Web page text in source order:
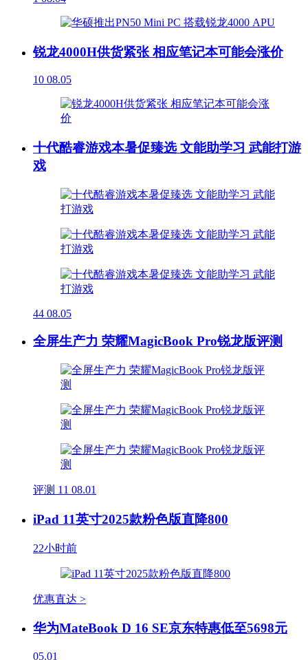
锐龙4000H供货紧张 相应笔记本可能会涨价
10 08.05
十代酷睿游戏本暑促臻选 文能助学习 武能打游
戏
44 08.05
全屏生产力 荣耀MagicBook Pro锐龙版评测
评测 11 08.01
iPad 11英寸2025款粉色版直降800
22小时前
优惠直达 >
华为MateBook D 16 SE京东特惠低至5698元
05.01